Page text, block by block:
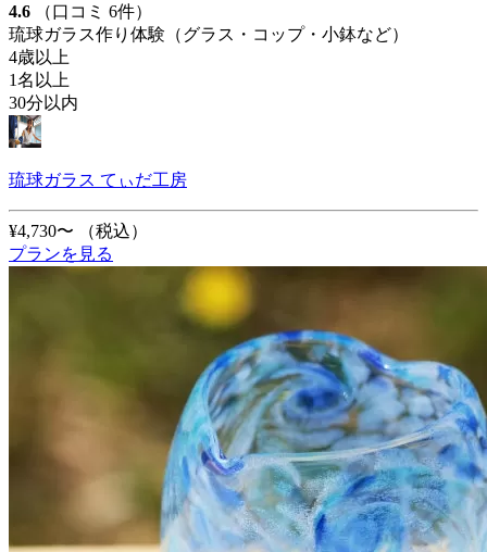
4.6
（口コミ 6件）
琉球ガラス作り体験（グラス・コップ・小鉢など）
4歳以上
1名以上
30分以内
琉球ガラス てぃだ工房
¥4,730〜
（税込）
プランを見る